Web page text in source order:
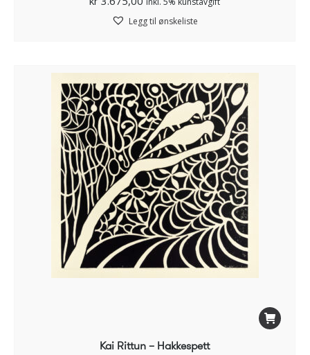
Legg til ønskeliste
Kai Rittun – Hakkespett